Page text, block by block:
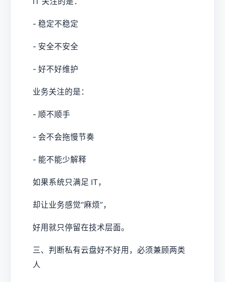
- 稳定不稳定
- 安全不安全
- 好不好维护
业务关注的是：
- 顺不顺手
- 会不会拖慢节奏
- 能不能少解释
如果系统只满足 IT，
却让业务感觉“麻烦”，
好用就只停留在技术层面。
三、判断私有云盘好不好用，必须兼顾两类
人